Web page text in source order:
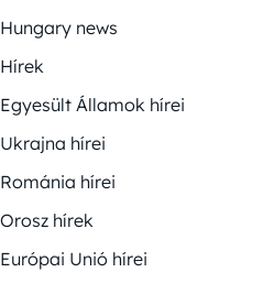
Hungary news
Hírek
Egyesült Államok hírei
Ukrajna hírei
Románia hírei
Orosz hírek
Európai Unió hírei